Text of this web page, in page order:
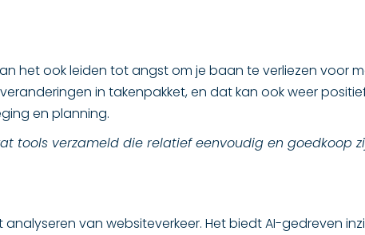
het ook leiden tot angst om je baan te verliezen voor
in takenpakket, en dat kan ook weer
en planning.
tools verzameld die relatief eenvoudig en goedkoop
van websiteverkeer. Het biedt AI-gedreven